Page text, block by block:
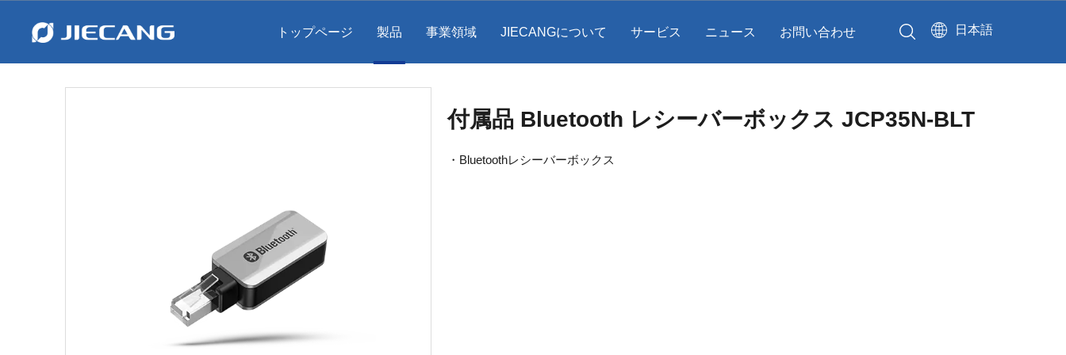
トップページ 製品 事業領域 JIECANGについて サービス ニュース お問い合わせ 日本語
付属品 Bluetooth レシーバーボックス JCP35N-BLT
・Bluetoothレシーバーボックス